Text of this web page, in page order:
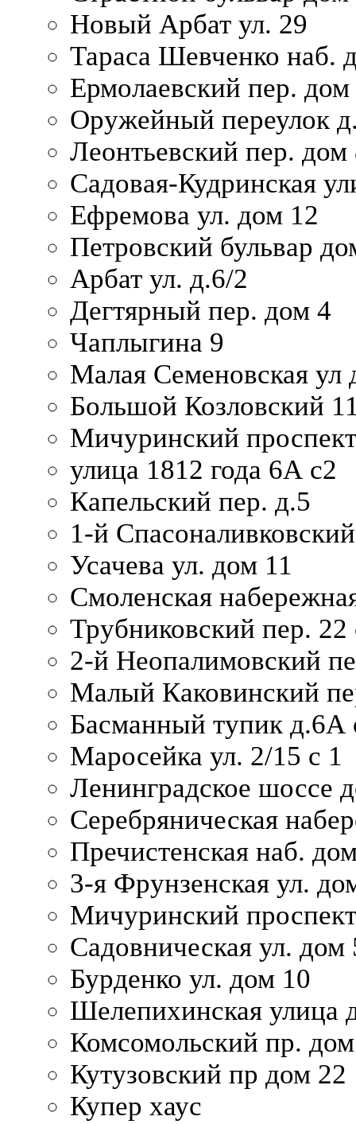
Новый Арбат ул. 29
Тараса Шевченко наб.
Ермолаевский пер. дом
Оружейный переулок
Леонтьевский пер. дом
Садовая-Кудринская
Ефремова ул. дом 12
Петровский бульвар
Арбат ул. д.6/2
Дегтярный пер. дом 4
Чаплыгина 9
Малая Семеновская ул
Большой Козловский
Мичуринский
улица 1812 года 6А с2
Капельский пер. д.5
1-й
Усачева ул. дом 11
Смоленская
Трубниковский пер. 22
2-й Неопалимовский
Малый Каковинский
Басманный тупик д.6А
Маросейка ул. 2/15 с 1
Ленинградское шоссе
Серебряническая
Пречистенская наб.
3-я Фрунзенская ул.
Мичуринский
Садовническая ул. дом
Бурденко ул. дом 10
Шелепихинская улица
Комсомольский пр.
Кутузовский пр дом 22
Купер хаус